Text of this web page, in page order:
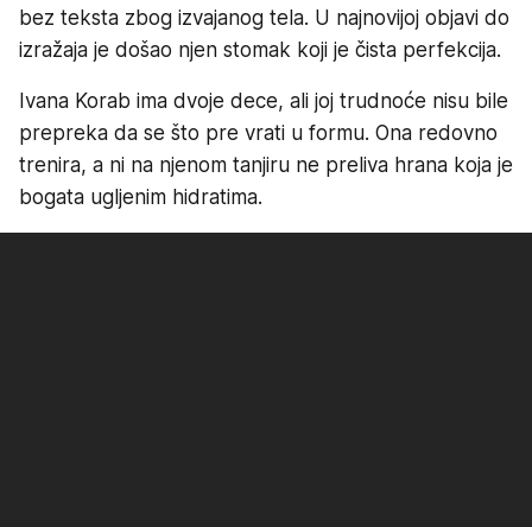
bez teksta zbog izvajanog tela. U najnovijoj objavi do
izražaja je došao njen stomak koji je čista perfekcija.
Ivana Korab ima dvoje dece, ali joj trudnoće nisu bile
prepreka da se što pre vrati u formu. Ona redovno
trenira, a ni na njenom tanjiru ne preliva hrana koja je
bogata ugljenim hidratima.